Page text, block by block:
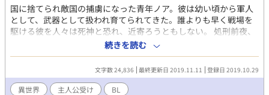
国に捨てられ敵国の捕虜になった青年ノア。彼は幼い頃から軍人
として、武器として扱われ育てられてきた。誰よりも早く戦場を
駆ける彼を人々は死神と恐れ、近寄ろうともしない。 処刑前夜、
牢獄の中で襲われそうになるノアを助けたのは敵国の狂犬ことセ
オ・アーノルドだった。セオはノアを使用人として引き取りあろ
う事か幸せにしてみせると宣言。 ｢俺の傍に仕えるなら一生可愛
がってやる｣｢荒手の嫌がらせですか｣ 人として生きてこなかった
ノアの第二の人生は狂犬辺境伯のお世話係！？
続きを読む
文字数 24,836 最終更新日 2019.11.11 登録日 2019.10.29
異世界 主人公受け BL